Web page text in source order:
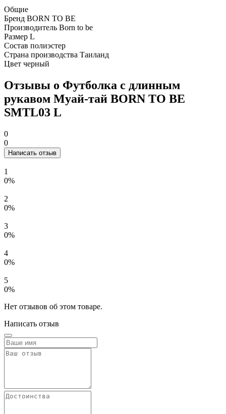
Общие
Бренд BORN TO BE
Производитель Born to be
Размер L
Состав полиэстер
Страна производства Таиланд
Цвет черный
Отзывы о Футболка с длинным
рукавом Муай-тай BORN TO BE
SMTL03 L
0
0
Написать отзыв
1
0%
2
0%
3
0%
4
0%
5
0%
Нет отзывов об этом товаре.
Написать отзыв